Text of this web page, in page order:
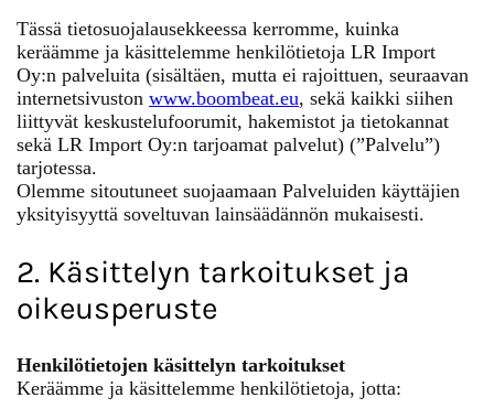
Tässä tietosuojalausekkeessa kerromme, kuinka
keräämme ja käsittelemme henkilötietoja LR Import
Oy:n palveluita (sisältäen, mutta ei rajoittuen, seuraavan
internetsivuston www.boombeat.eu, sekä kaikki siihen
liittyvät keskustelufoorumit, hakemistot ja tietokannat
sekä LR Import Oy:n tarjoamat palvelut) (”Palvelu”)
tarjotessa.
Olemme sitoutuneet suojaamaan Palveluiden käyttäjien
yksityisyyttä soveltuvan lainsäädännön mukaisesti.
2. Käsittelyn tarkoitukset ja
oikeusperuste
Henkilötietojen käsittelyn tarkoitukset
Keräämme ja käsittelemme henkilötietoja, jotta: